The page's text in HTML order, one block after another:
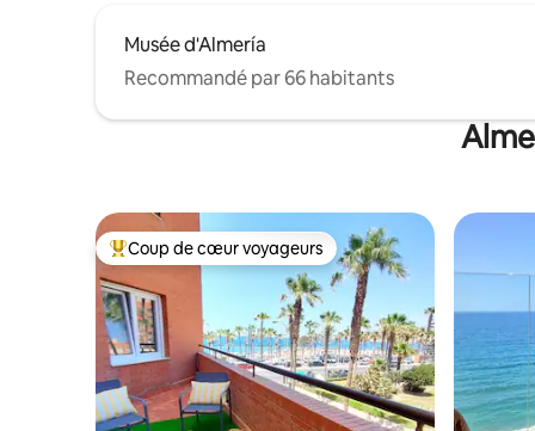
Musée d'Almería
Recommandé par 66 habitants
Coups de cœur voyageurs les plus appréciés
Coup de cœur voyageurs